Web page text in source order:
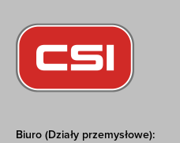
Biuro (Działy przemysłowe):